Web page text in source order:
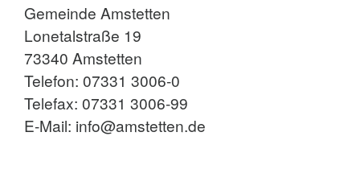
Gemeinde Amstetten
Lonetalstraße 19
73340 Amstetten
Telefon: 07331 3006-0
Telefax: 07331 3006-99
E-Mail: info@amstetten.de